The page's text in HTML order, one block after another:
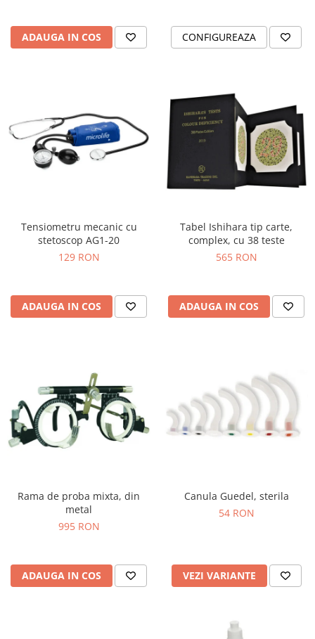
ADAUGA IN COS CONFIGUREAZA
Tensiometru mecanic cu
stetoscop AG1-20
129 RON
ADAUGA IN COS
Tabel Ishihara tip carte,
complex, cu 38 teste
565 RON
ADAUGA IN COS
Rama de proba mixta, din
metal
995 RON
ADAUGA IN COS
Canula Guedel, sterila
54 RON
VEZI VARIANTE